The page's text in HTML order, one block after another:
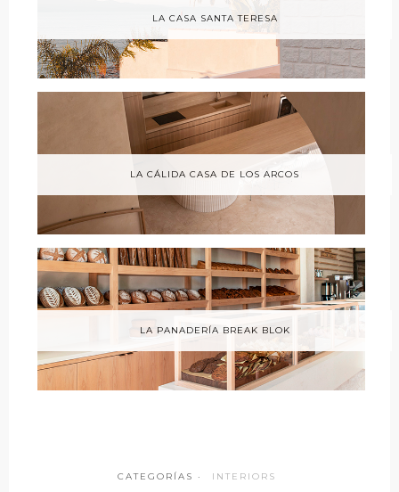
LA CASA SANTA TERESA
LA CÁLIDA CASA DE LOS ARCOS
LA PANADERÍA BREAK BLOK
CATEGORÍAS · INTERIORS